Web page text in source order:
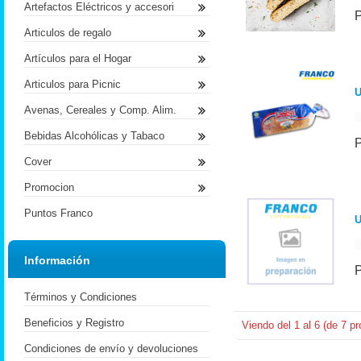
Viendo del 1 al 6 (de 7
Artefactos Eléctricos y accesori
Articulos de regalo
Artículos para el Hogar
Articulos para Picnic
Avenas, Cereales y Comp. Alim.
Bebidas Alcohólicas y Tabaco
Cover
Promocion
Puntos Franco
Información
Términos y Condiciones
Beneficios y Registro
Condiciones de envío y devoluciones